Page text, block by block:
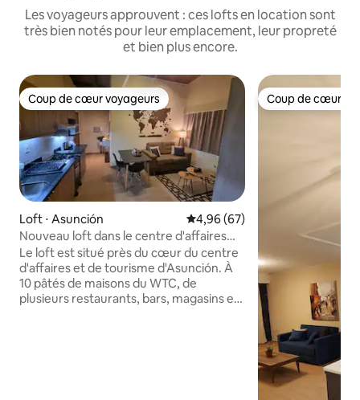
Les voyageurs approuvent : ces lofts en location sont
très bien notés pour leur emplacement, leur propreté
et bien plus encore.
Coup de cœur voyageurs
Coup de cœur voyageurs
Loft ⋅ Asunción Évaluation moyenne sur la
4,96 (67)
Nouveau loft dans le centre d'affaires
d'Asunción
Le loft est situé près du cœur du centre
d'affaires et de tourisme d'Asunción. À
10 pâtés de maisons du WTC, de
plusieurs restaurants, bars, magasins et
Coup de cœur
Coup de cœur